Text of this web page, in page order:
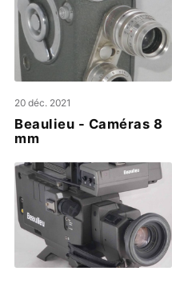
20 déc. 2021
Beaulieu - Caméras 8
mm